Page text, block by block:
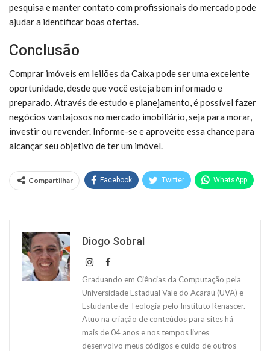
pesquisa e manter contato com profissionais do mercado pode
ajudar a identificar boas ofertas.
Conclusão
Comprar imóveis em leilões da Caixa pode ser uma excelente
oportunidade, desde que você esteja bem informado e
preparado. Através de estudo e planejamento, é possível fazer
negócios vantajosos no mercado imobiliário, seja para morar,
investir ou revender. Informe-se e aproveite essa chance para
alcançar seu objetivo de ter um imóvel.
Compartilhar Facebook Twitter WhatsApp
Diogo Sobral
Graduando em Ciências da Computação pela
Universidade Estadual Vale do Acaraú (UVA) e
Estudante de Teologia pelo Instituto Renascer.
Atuo na criação de conteúdos para sites há
mais de 04 anos e nos tempos livres
desenvolvo meus códigos e cuido de outros